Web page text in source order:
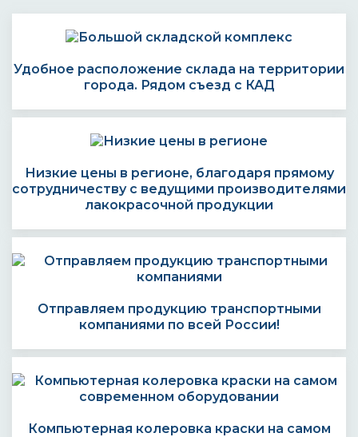
Удобное расположение склада на территории
города. Рядом съезд с КАД
Низкие цены в регионе, благодаря прямому
сотрудничеству с ведущими производителями
лакокрасочной продукции
Отправляем продукцию транспортными
компаниями по всей России!
Компьютерная колеровка краски на самом